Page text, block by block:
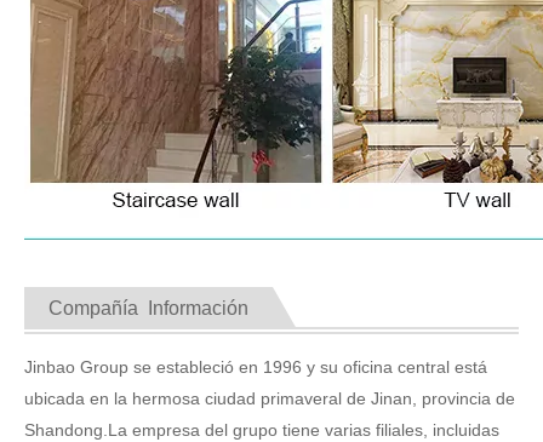
Compañía Información
Jinbao Group se estableció en 1996 y su oficina central está
ubicada en la hermosa ciudad primaveral de Jinan, provincia de
Shandong.La empresa del grupo tiene varias filiales, incluidas